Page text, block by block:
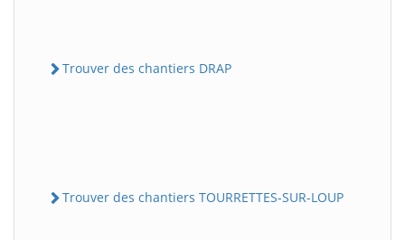
Trouver des chantiers DRAP
Trouver des chantiers TOURRETTES-SUR-LOUP